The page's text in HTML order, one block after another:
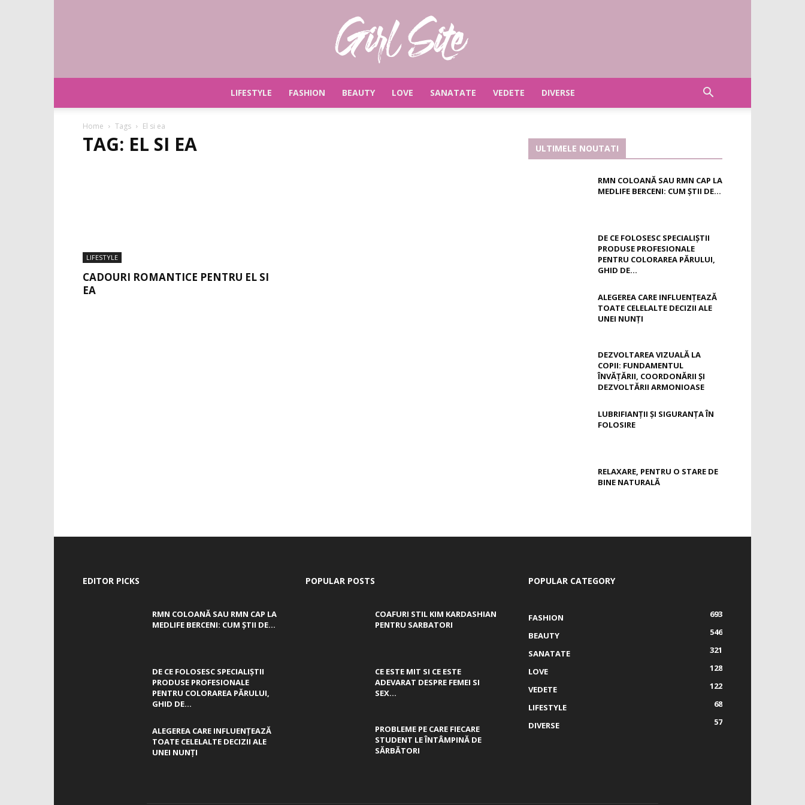
LIFESTYLE FASHION BEAUTY LOVE SANATATE VEDETE DIVERSE
Home Tags El si ea
TAG: EL SI EA
LIFESTYLE
CADOURI ROMANTICE PENTRU EL SI
EA
ULTIMELE NOUTATI
RMN COLOANĂ SAU RMN CAP LA
MEDLIFE BERCENI: CUM ȘTII DE...
DE CE FOLOSESC SPECIALIȘTII
PRODUSE PROFESIONALE
PENTRU COLORAREA PĂRULUI,
GHID DE...
ALEGEREA CARE INFLUENȚEAZĂ
TOATE CELELALTE DECIZII ALE
UNEI NUNȚI
DEZVOLTAREA VIZUALĂ LA
COPII: FUNDAMENTUL
ÎNVĂȚĂRII, COORDONĂRII ȘI
DEZVOLTĂRII ARMONIOASE
LUBRIFIANȚII ȘI SIGURANȚA ÎN
FOLOSIRE
RELAXARE, PENTRU O STARE DE
BINE NATURALĂ
EDITOR PICKS
RMN COLOANĂ SAU RMN CAP LA
MEDLIFE BERCENI: CUM ȘTII DE...
DE CE FOLOSESC SPECIALIȘTII
PRODUSE PROFESIONALE
PENTRU COLORAREA PĂRULUI,
GHID DE...
ALEGEREA CARE INFLUENȚEAZĂ
TOATE CELELALTE DECIZII ALE
UNEI NUNȚI
POPULAR POSTS
COAFURI STIL KIM KARDASHIAN
PENTRU SARBATORI
CE ESTE MIT SI CE ESTE
ADEVARAT DESPRE FEMEI SI
SEX...
PROBLEME PE CARE FIECARE
STUDENT LE ÎNTÂMPINĂ DE
SĂRBĂTORI
POPULAR CATEGORY
FASHION
693
BEAUTY
546
SANATATE
321
LOVE
128
VEDETE
122
LIFESTYLE
68
DIVERSE
57